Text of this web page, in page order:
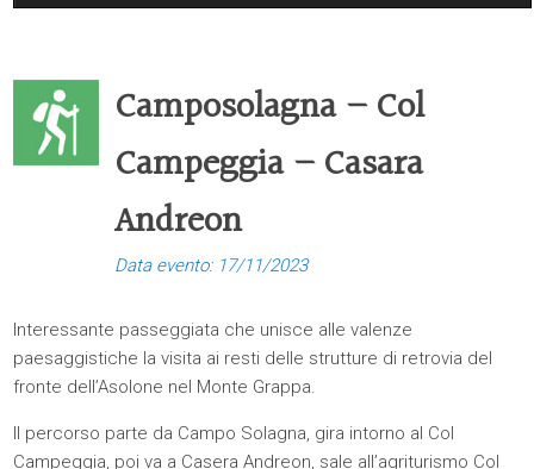
Camposolagna – Col
Campeggia – Casara
Andreon
Data evento: 17/11/2023
Interessante passeggiata che unisce alle valenze
paesaggistiche la visita ai resti delle strutture di retrovia del
fronte dell’Asolone nel Monte Grappa.
Il percorso parte da Campo Solagna, gira intorno al Col
Campeggia, poi va a Casera Andreon, sale all’agriturismo Col